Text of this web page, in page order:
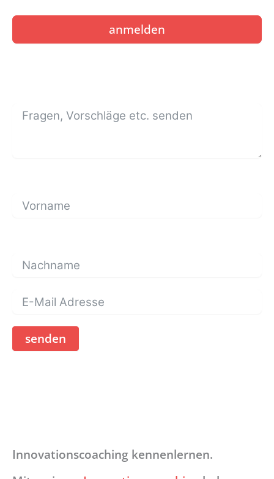
anmelden
senden
Innovationscoaching kennenlernen.